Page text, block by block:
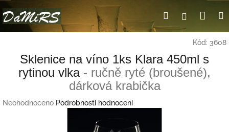
na
obsah
HledatPřihlášení
Kód: 3608
Sklenice na víno 1ks Klara 450ml s
rytinou vlka - ručně ryté (broušené),
dárková krabička
Průměrné
Neohodnoceno Podrobnosti hodnocení